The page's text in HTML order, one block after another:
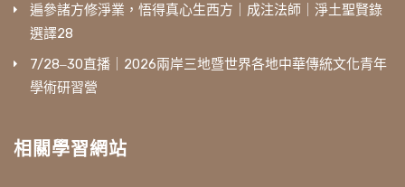
遍參諸方修淨業，悟得真心生西方｜成注法師｜淨土聖賢錄
選譯28
7/28‒30直播｜2026兩岸三地暨世界各地中華傳統文化青年
學術研習營
相關學習網站